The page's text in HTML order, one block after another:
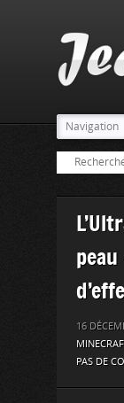
16
PAS DE